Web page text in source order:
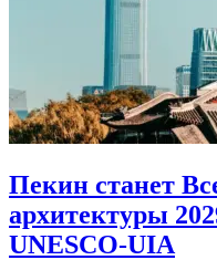
Пекин станет
архитектуры
UNESCO-UIA